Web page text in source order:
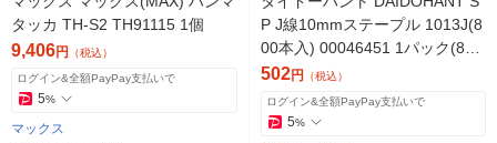
タッカ TH-S2 TH91115 1個
9,406円 （税込）
ログイン&全額PayPay支払いで
5%
マックス
P J線10mmステープル 1013J(8
00本入) 00046451 1パック(800
本)（直送品）
502円 （税込）
ログイン&全額PayPay支払いで
5%